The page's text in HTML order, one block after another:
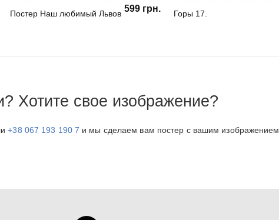
Постер Наш любимый Львов 599 грн. Горы 17.
Хотите свое изображение?
+38 067 193 190 7 и мы сделаем вам постер с вашим изображением.